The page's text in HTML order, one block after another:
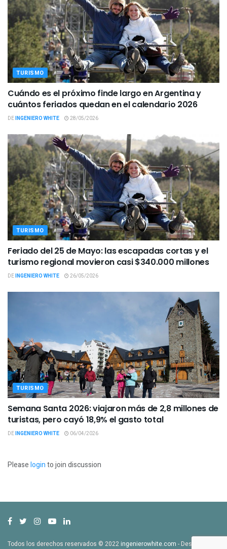
TURISMO
Cuándo es el próximo finde largo en Argentina y
cuántos feriados quedan en el calendario 2026
DEINGENIERO WHITE 28/05/2026
TURISMO
Feriado del 25 de Mayo: las escapadas cortas y el
turismo regional movieron casi $340.000 millones
DEINGENIERO WHITE 26/05/2026
TURISMO
Semana Santa 2026: viajaron más de 2,8 millones de
turistas, pero cayó 18,9% el gasto total
DEINGENIERO WHITE 06/04/2026
Pleaseloginto join discussion
Todos los derechos reservados © 2022ingenierowhite.com - Desarrollado